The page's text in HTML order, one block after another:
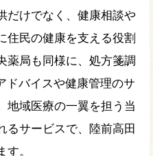
だけでなく、健康相談や
住民の健康を支える役割
薬局も同様に、処方箋調
ドバイスや健康管理のサ
地域医療の一翼を担う当
るサービスで、陸前高田
。